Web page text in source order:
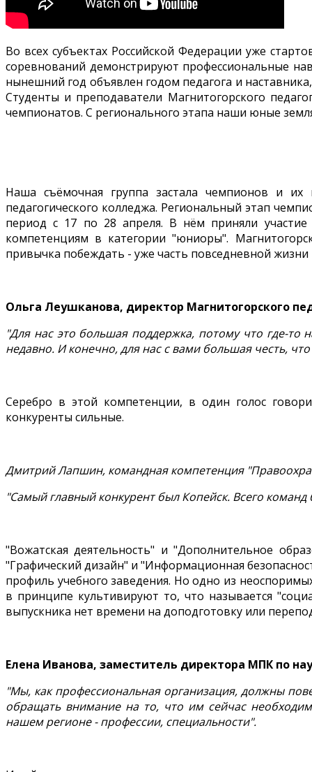
Во всех субъектах Российской Федерации уже
соревнований демонстрируют профессиональные
нынешний год объявлен годом педагога и
Студенты и преподаватели Магнитогорского
чемпионатов. С регионального этапа наши юные
Наша съёмочная группа застала чемпионов и их
педагогического колледжа. Региональный этап
период с 17 по 28 апреля. В нём приняли
компетенциям в категории "юниоры".
привычка побеждать - уже часть повседневной жизни
Ольга Леушканова, директор Магнитогорского
"Для нас это большая поддержка, потому что где-то
недавно. И конечно, для нас с вами большая честь,
Серебро в этой компетенции, в один голос
конкуренты сильные.
Дмитрий Лапшин, командная компетенция
"Самый главный конкурент был Копейск. Всего
"Вожатская деятельность" и "Дополнительное
"Графический дизайн" и "Информационная
профиль учебного заведения. Но одно из
в принципе культивируют то, что называется
выпускника нет времени на доподготовку или
Елена Иванова, заместитель директора МПК по
"Мы, как профессиональная организация, должны
обращать внимание на то, что им сейчас
нашем регионе - профессии, специальности".